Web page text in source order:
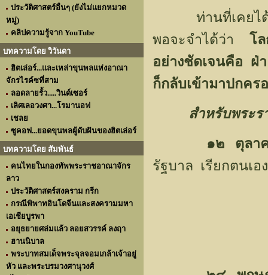
ประวัติศาสตร์อื่นๆ (ยังไม่แยกหมวด
หมู่)
คลิปความรู้จาก YouTube
บทความโดย วิวันดา
ฮิตเล่อร์...และเหล่าขุนพลแห่งอาณา
จักรไรค์ซที่สาม
ลอดลายรั้ว.....วินด์เซอร์
เลิศเลอวงศา...โรมานอฟ
เชลย
ซูคอฟ...ยอดขุนพลผู้ดับฝันของฮิตเล่อร์
บทความโดย สัมพันธ์
คนไทยในกองทัพพระราชอาณาจักร
ลาว
ประวัติศาสตร์สงคราม กรีก
กรณีพิพาทอินโดจีนและสงครามมหา
เอเชียบูรพา
อยุธยายศล่มแล้ว ลอยสวรรค์ ลงฤา
ฮานนิบาล
พระบาทสมเด็จพระจุลจอมเกล้าเจ้าอยู่
หัว และพระบรมวงศานุวงศ์
ท่านที่เคยได้อ่า
พอจะจำได้ว่าโ
อย่างชัดเจนคือ ฝ่
ก็กลับเข้ามาปกคร
สำหรับพระ
๑๒ ตุลา
รัฐบาล เรียกตนเอ